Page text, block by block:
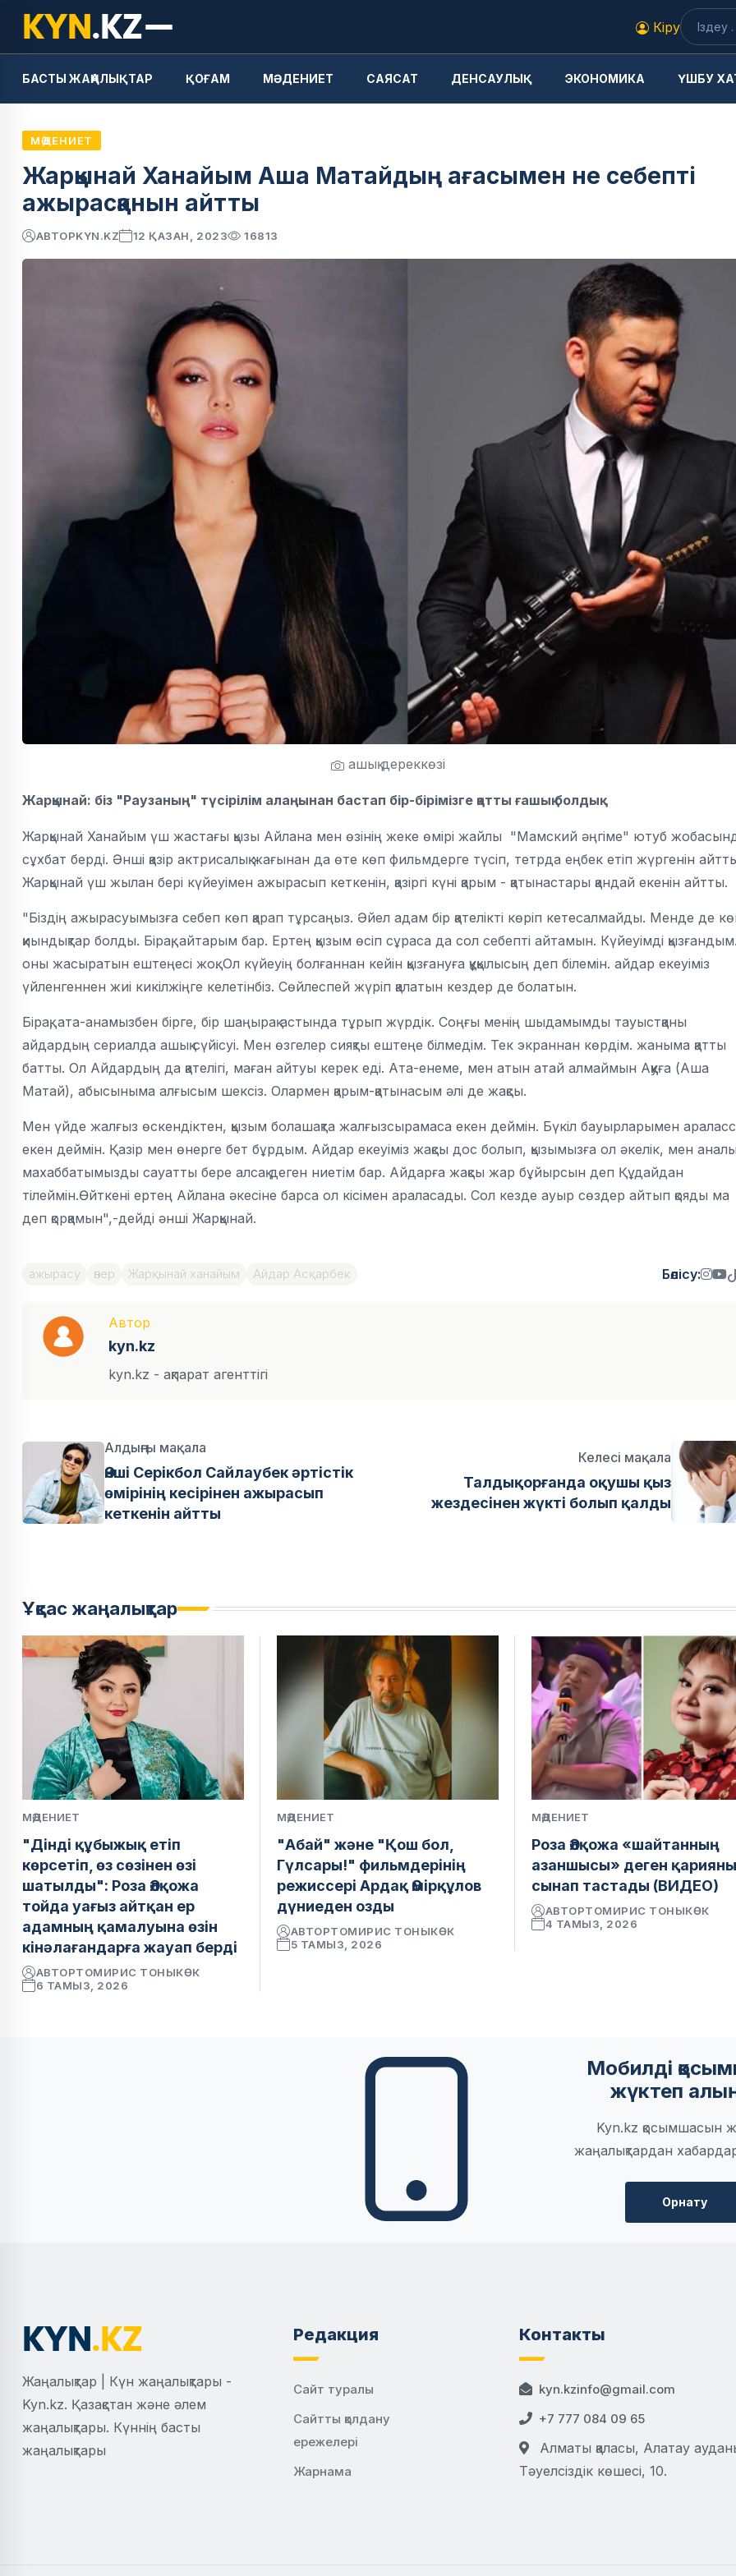
Кіру
БАСТЫ ЖАҢАЛЫҚТАР ҚОҒАМ МӘДЕНИЕТ САЯСАТ ДЕНСАУЛЫҚ ЭКОНОМИКА ҮШБУ
МӘДЕНИЕТ
Жарқынай Ханайым Аша Матайдың ағасымен не себепті
ажырасқанын айтты
АВТОРKYN.KZ 12 ҚАЗАН, 2023 16813
ашық дереккөзі
Жарқынай: біз "Раузаның" түсірілім алаңынан бастап бір-бірімізге қатты ғашық болдық
Жарқынай Ханайым үш жастағы қызы Айлана мен өзінің жеке өмірі жайлы "Мамский әңгіме" ютуб
сұхбат берді. Әнші қазір актрисалық жағынан да өте көп фильмдерге түсіп, тетрда еңбек етіп жүргенін
Жарқынай үш жылан бері күйеуімен ажырасып кеткенін, қазіргі күні қарым - қатынастары қандай екенін айтты.
"Біздің ажырасуымызға себеп көп қарап тұрсаңыз. Әйел адам бір қателікті көріп кетесалмайды. Менде де
қиындықтар болды. Бірақ, айтарым бар. Ертең қызым өсіп сұраса да сол себепті айтамын. Күйеуімді
оны жасыратын ештеңесі жоқ. Ол күйеуің болғаннан кейін қызғануға құқылысың деп білемін. айдар екеуіміз
үйленгеннен жиі кикілжіңге келетінбіз. Сөйлеспей жүріп қалатын кездер де болатын.
Бірақ, ата-анамызбен бірге, бір шаңырақ астында тұрып жүрдік. Соңғы менің шыдамымды тауыстқаны
айдардың сериалда ашық сүйісуі. Мен өзгелер сияқты ештеңе білмедім. Тек экраннан көрдім. жаныма қатты
батты. Ол Айдардың да қателігі, маған айтуы керек еді. Ата-енеме, мен атын атай алмаймын Аққуға (Аша
Матай), абысыныма алғысым шексіз. Олармен қарым-қатынасым әлі де жақсы.
Мен үйде жалғыз өскендіктен, қызым болашақта жалғызсырамаса екен деймін. Бүкіл бауырларымен
екен деймін. Қазір мен өнерге бет бұрдым. Айдар екеуіміз жақсы дос болып, қызымызға ол әкелік, мен
махаббатымызды сауатты бере алсақ деген ниетім бар. Айдарға жақсы жар бұйырсын деп Құдайдан
тілеймін.Өйткені ертең Айлана әкесіне барса ол кісімен араласады. Сол кезде ауыр сөздер айтып қояды ма
деп қорқамын",-дейді әнші Жарқынай.
ажырасу өнер Жарқынай ханайым Айдар Асқарбек Бөлісу:
Автор
kyn.kz
kyn.kz - ақпарат агенттігі
Алдыңғы мақала
Әнші Серікбол Сайлаубек әртістік
өмірінің кесірінен ажырасып
кеткенін айтты
Келесі мақала
Талдықорғанда оқушы қыз
жездесінен жүкті болып қалды
Ұқсас жаңалықтар
МӘДЕНИЕТ
"Дінді құбыжық етіп
көрсетіп, өз сөзінен өзі
шатылды": Роза Әлқожа
тойда уағыз айтқан ер
адамның қамалуына өзін
кінәлағандарға жауап берді
АВТОРТОМИРИС ТОНЫКӨК
6 ТАМЫЗ, 2026
МӘДЕНИЕТ
"Абай" және "Қош бол,
Гүлсары!" фильмдерінің
режиссері Ардақ Әмірқұлов
дүниеден озды
АВТОРТОМИРИС ТОНЫКӨК
5 ТАМЫЗ, 2026
МӘДЕНИЕТ
Роза Әлқожа «шайтанның
азаншысы» деген
сынап тастады (ВИДЕО)
АВТОРТОМИРИС ТОНЫКӨК
4 ТАМЫЗ, 2026
Мобилді
жүктеп
Kyn.kz қосымшасын
жаңалықтардан
Орнату
Жаңалықтар | Күн жаңалықтары -
Kyn.kz. Қазақстан және әлем
жаңалықтары. Күннің басты
жаңалықтары
Редакция
Сайт туралы
Сайтты қолдану
ережелері
Жарнама
Контакты
kyn.kzinfo@gmail.com
+7 777 084 09 65
Алматы қаласы, Алатау
Тәуелсіздік көшесі, 10.